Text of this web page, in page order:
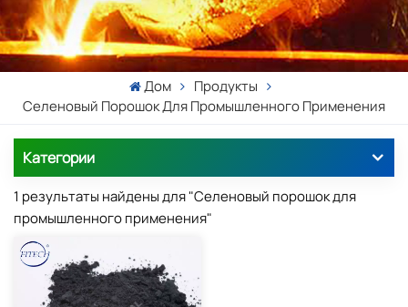
Дом
Продукты
Селеновый Порошок Для Промышленного Применения
Категории
1 результаты найдены для "Селеновый порошок для
промышленного применения"